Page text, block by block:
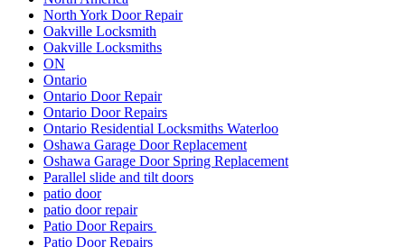
North York Door Repair
Oakville Locksmith
Oakville Locksmiths
ON
Ontario
Ontario Door Repair
Ontario Door Repairs
Ontario Residential Locksmiths Waterloo
Oshawa Garage Door Replacement
Oshawa Garage Door Spring Replacement
Parallel slide and tilt doors
patio door
patio door repair
Patio Door Repairs
Patio Door Repairs